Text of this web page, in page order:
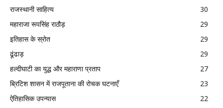
राजस्थानी साहित्य
30
महाराजा रूपसिंह राठौड़
29
इतिहास के स्रोत
29
ढूंढाड़
29
हल्दीघाटी का युद्ध और महाराणा प्रताप
27
ब्रिटिश शासन में राजपूताना की रोचक घटनाएँ
23
ऐतिहासिक उपन्यास
22